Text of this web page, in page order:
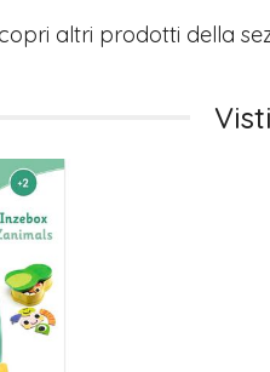
altri prodotti della